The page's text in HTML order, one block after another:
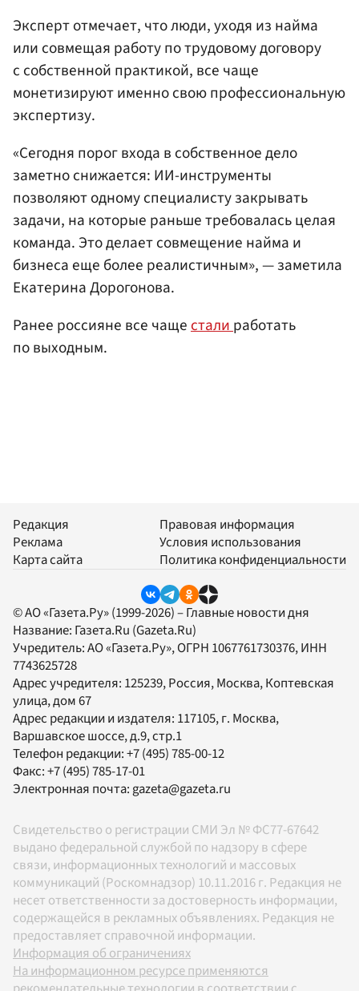
Эксперт отмечает, что люди, уходя из найма
или совмещая работу по трудовому договору
с собственной практикой, все чаще
монетизируют именно свою профессиональную
экспертизу.
«Сегодня порог входа в собственное дело
заметно снижается: ИИ-инструменты
позволяют одному специалисту закрывать
задачи, на которые раньше требовалась целая
команда. Это делает совмещение найма и
бизнеса еще более реалистичным», — заметила
Екатерина Дорогонова.
Ранее россияне все чащесталиработать
по выходным.
Редакция
Реклама
Карта сайта
Правовая информация
Условия использования
Политика конфиденциальности
© АО «Газета.Ру» (1999-2026) – Главные новости дня
Название: Газета.Ru (Gazeta.Ru)
Учредитель:АО «Газета.Ру», ОГРН 1067761730376, ИНН
7743625728
Адрес учредителя: 125239, Россия, Москва, Коптевская
улица, дом 67
Адрес редакции и издателя: 117105, г. Москва,
Варшавское шоссе, д.9, стр.1
Телефон редакции:+7 (495) 785-00-12
Факс:+7 (495) 785-17-01
Электронная почта: gazeta@gazeta.ru
Свидетельство о регистрации СМИ Эл № ФС77-67642
выдано федеральной службой по надзору в сфере
связи, информационных технологий и массовых
коммуникаций (Роскомнадзор) 10.11.2016 г. Редакция не
несет ответственности за достоверность информации,
содержащейся в рекламных объявлениях. Редакция не
предоставляет справочной информации.
Информация об ограничениях
На информационном ресурсе применяются